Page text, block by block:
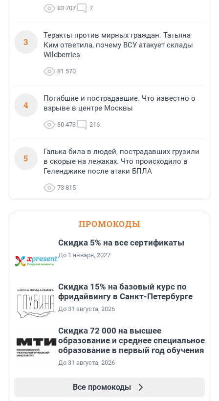
83 707 7
3
Теракты против мирных граждан. Татьяна
Ким ответила, почему ВСУ атакует склады
Wildberries
81 570
4
Погибшие и пострадавшие. Что известно о
взрыве в центре Москвы
80 473 216
5
Галька била в людей, пострадавших грузили
в скорые на лежаках. Что происходило в
Геленджике после атаки БПЛА
73 815
ПРОМОКОДЫ
Скидка 5% на все сертификаты
До 1 января, 2027
Скидка 15% на базовый курс по
фридайвингу в Санкт-Петербурге
До 31 августа, 2026
Скидка 72 000 на высшее
образование и среднее специальное
образование в первый год обучения
До 31 августа, 2026
Все промокоды